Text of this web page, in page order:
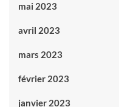
mai 2023
avril 2023
mars 2023
février 2023
janvier 2023